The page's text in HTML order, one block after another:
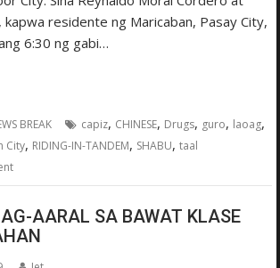
kapwa residente ng Maricaban, Pasay City,
6:30 ng gabi…
BREAK capiz, CHINESE, Drugs, guro, laoag,
City, RIDING-IN-TANDEM, SHABU,taal
AARAL SA BAWAT KLASE